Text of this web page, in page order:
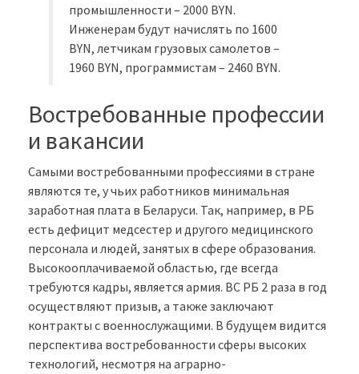
промышленности – 2000 BYN.
Инженерам будут начислять по 1600
BYN, летчикам грузовых самолетов –
1960 BYN, программистам – 2460 BYN.
Востребованные профессии
и вакансии
Самыми востребованными профессиями в стране
являются те, у чьих работников минимальная
заработная плата в Беларуси. Так, например, в РБ
есть дефицит медсестер и другого медицинского
персонала и людей, занятых в сфере образования.
Высокооплачиваемой областью, где всегда
требуются кадры, является армия. ВС РБ 2 раза в год
осуществляют призыв, а также заключают
контракты с военнослужащими. В будущем видится
перспектива востребованности сферы высоких
технологий, несмотря на аграрно-